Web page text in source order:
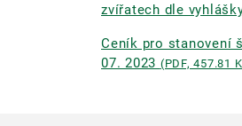
zvířatech dle
Ceník pro stanovení
07. 2023 (PDF, 457.81